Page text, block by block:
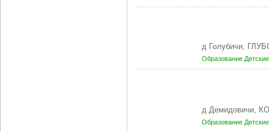
д Голубичи,
Образование
д Демидовичи,
Образование